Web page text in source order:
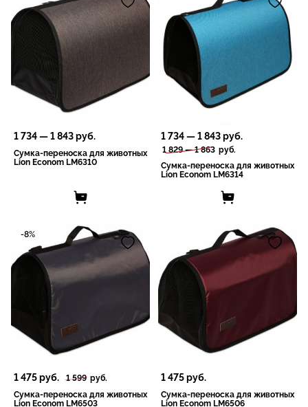
1 734—1 843руб.
Сумка-переноска для животных
Lion Econom LM6310
1 734—1 843руб.
1 829—1 863 руб.
Сумка-переноска для животных
Lion Econom LM6314
1 475руб. 1 599 руб.
Сумка-переноска для животных
Lion Econom LM6503
-8%
1 475руб.
Сумка-переноска для животных
Lion Econom LM6506